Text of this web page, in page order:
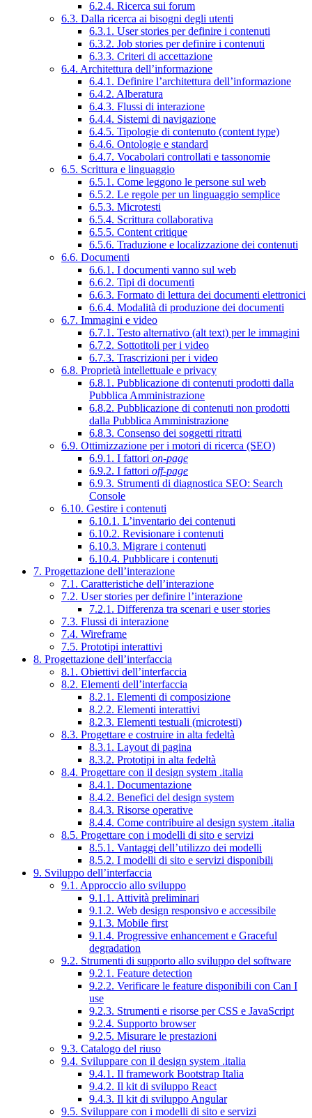
6.2.4. Ricerca sui forum
6.3. Dalla ricerca ai bisogni degli utenti
6.3.1. User stories per definire i contenuti
6.3.2. Job stories per definire i contenuti
6.3.3. Criteri di accettazione
6.4. Architettura dell’informazione
6.4.1. Definire l’architettura dell’informazione
6.4.2. Alberatura
6.4.3. Flussi di interazione
6.4.4. Sistemi di navigazione
6.4.5. Tipologie di contenuto (content type)
6.4.6. Ontologie e standard
6.4.7. Vocabolari controllati e tassonomie
6.5. Scrittura e linguaggio
6.5.1. Come leggono le persone sul web
6.5.2. Le regole per un linguaggio semplice
6.5.3. Microtesti
6.5.4. Scrittura collaborativa
6.5.5. Content critique
6.5.6. Traduzione e localizzazione dei contenuti
6.6. Documenti
6.6.1. I documenti vanno sul web
6.6.2. Tipi di documenti
6.6.3. Formato di lettura dei documenti elettronici
6.6.4. Modalità di produzione dei documenti
6.7. Immagini e video
6.7.1. Testo alternativo (alt text) per le immagini
6.7.2. Sottotitoli per i video
6.7.3. Trascrizioni per i video
6.8. Proprietà intellettuale e privacy
6.8.1. Pubblicazione di contenuti prodotti dalla
Pubblica Amministrazione
6.8.2. Pubblicazione di contenuti non prodotti
dalla Pubblica Amministrazione
6.8.3. Consenso dei soggetti ritratti
6.9. Ottimizzazione per i motori di ricerca (SEO)
6.9.1. I fattori on-page
6.9.2. I fattori off-page
6.9.3. Strumenti di diagnostica SEO: Search
Console
6.10. Gestire i contenuti
6.10.1. L’inventario dei contenuti
6.10.2. Revisionare i contenuti
6.10.3. Migrare i contenuti
6.10.4. Pubblicare i contenuti
7. Progettazione dell’interazione
7.1. Caratteristiche dell’interazione
7.2. User stories per definire l’interazione
7.2.1. Differenza tra scenari e user stories
7.3. Flussi di interazione
7.4. Wireframe
7.5. Prototipi interattivi
8. Progettazione dell’interfaccia
8.1. Obiettivi dell’interfaccia
8.2. Elementi dell’interfaccia
8.2.1. Elementi di composizione
8.2.2. Elementi interattivi
8.2.3. Elementi testuali (microtesti)
8.3. Progettare e costruire in alta fedeltà
8.3.1. Layout di pagina
8.3.2. Prototipi in alta fedeltà
8.4. Progettare con il design system .italia
8.4.1. Documentazione
8.4.2. Benefici del design system
8.4.3. Risorse operative
8.4.4. Come contribuire al design system .italia
8.5. Progettare con i modelli di sito e servizi
8.5.1. Vantaggi dell’utilizzo dei modelli
8.5.2. I modelli di sito e servizi disponibili
9. Sviluppo dell’interfaccia
9.1. Approccio allo sviluppo
9.1.1. Attività preliminari
9.1.2. Web design responsivo e accessibile
9.1.3. Mobile first
9.1.4. Progressive enhancement e Graceful
degradation
9.2. Strumenti di supporto allo sviluppo del software
9.2.1. Feature detection
9.2.2. Verificare le feature disponibili con Can I
use
9.2.3. Strumenti e risorse per CSS e JavaScript
9.2.4. Supporto browser
9.2.5. Misurare le prestazioni
9.3. Catalogo del riuso
9.4. Sviluppare con il design system .italia
9.4.1. Il framework Bootstrap Italia
9.4.2. Il kit di sviluppo React
9.4.3. Il kit di sviluppo Angular
9.5. Sviluppare con i modelli di sito e servizi